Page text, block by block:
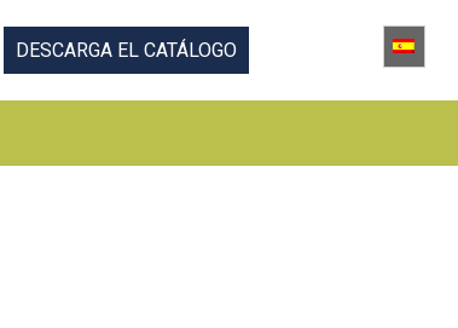
DESCARGA EL CATÁLOGO